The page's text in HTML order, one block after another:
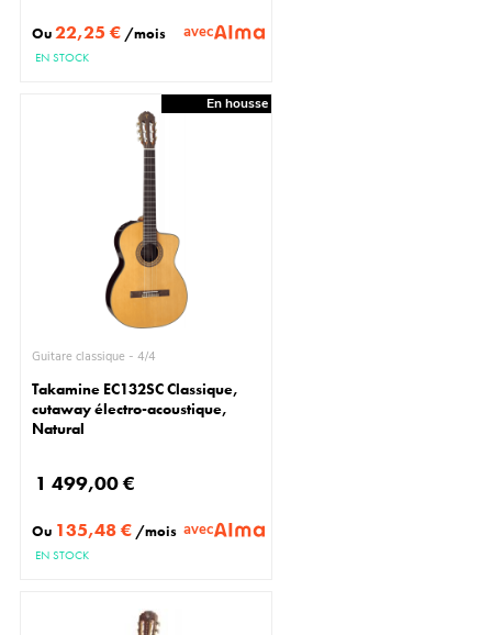
Ou22,25 € /mois avec
EN STOCK
En housse
Guitare classique - 4/4
Takamine EC132SC Classique,
cutaway électro-acoustique,
Natural
1 499,00 €
Ou 135,48 € /mois avec
EN STOCK